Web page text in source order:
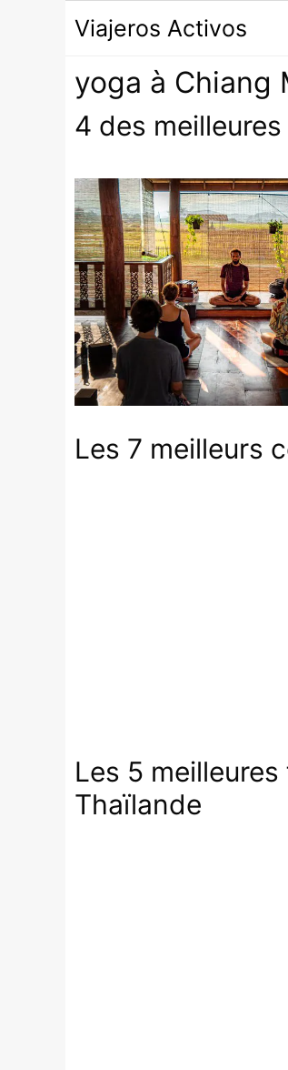
Viajeros Activos
yoga à Chiang
4 des
Les 7 meilleurs
Les 5
Thaïlande